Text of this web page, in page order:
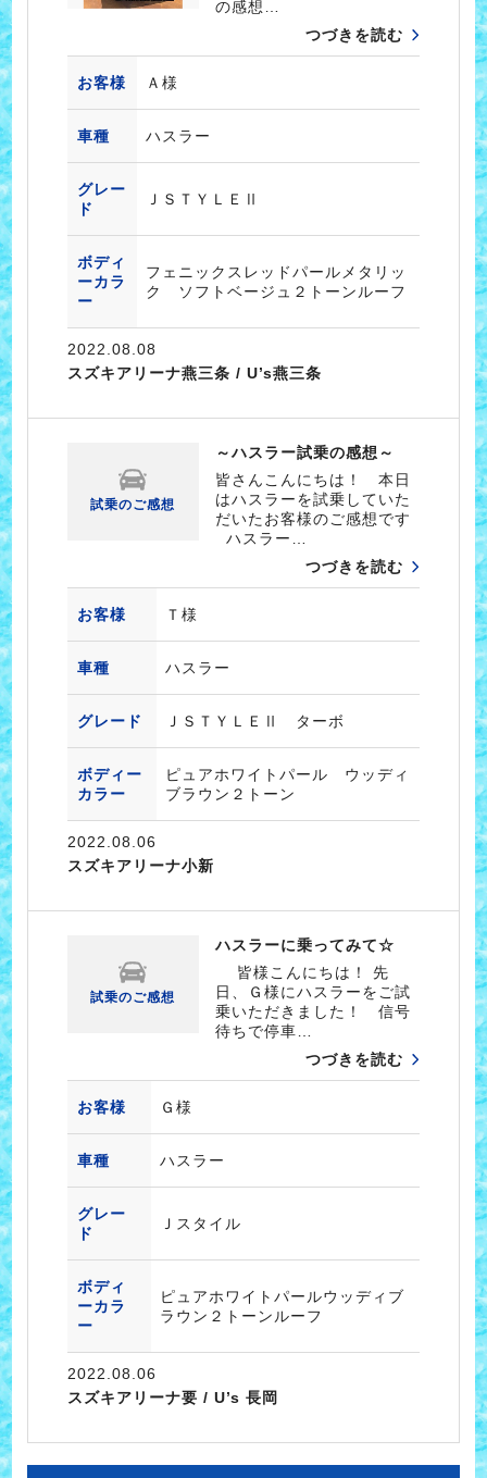
の感想…
つづきを読む
お客様 Ａ様
車種 ハスラー
グレー
ド
ＪＳＴＹＬＥⅡ
ボディ
ーカラ
ー
フェニックスレッドパールメタリッ
ク ソフトベージュ２トーンルーフ
2022.08.08
スズキアリーナ燕三条 / U’s燕三条
試乗のご感想
～ハスラー試乗の感想～
皆さんこんにちは！ 本日
はハスラーを試乗していた
だいたお客様のご感想です
ハスラー…
つづきを読む
お客様 Ｔ様
車種 ハスラー
グレード ＪＳＴＹＬＥⅡ ターボ
ボディー
カラー
ピュアホワイトパール ウッディ
ブラウン２トーン
2022.08.06
スズキアリーナ小新
試乗のご感想
ハスラーに乗ってみて☆
皆様こんにちは！ 先
日、Ｇ様にハスラーをご試
乗いただきました！ 信号
待ちで停車…
つづきを読む
お客様 Ｇ様
車種 ハスラー
グレー
ド
Ｊスタイル
ボディ
ーカラ
ー
ピュアホワイトパールウッディブ
ラウン２トーンルーフ
2022.08.06
スズキアリーナ要 / U’s 長岡